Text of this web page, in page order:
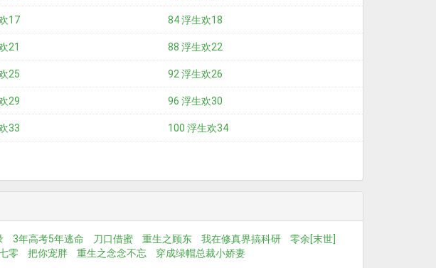
17 84 浮生欢18
21 88 浮生欢22
25 92 浮生欢26
29 96 浮生欢30
33 100 浮生欢34
3年高考5年逃命 刀口借蜜 重生之顾东 我在修真界搞科研
零余[末世]
零 把你宠胖 重生之念念不忘 穿成绿帽总裁小娇妻